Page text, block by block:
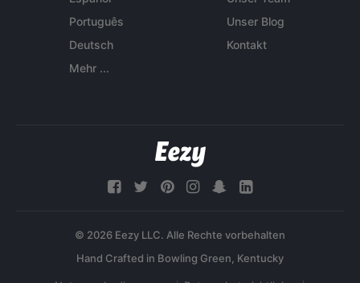
Português
Deutsch
Mehr ...
Unser Blog
Kontakt
© 2026 Eezy LLC. Alle Rechte vorbehalten